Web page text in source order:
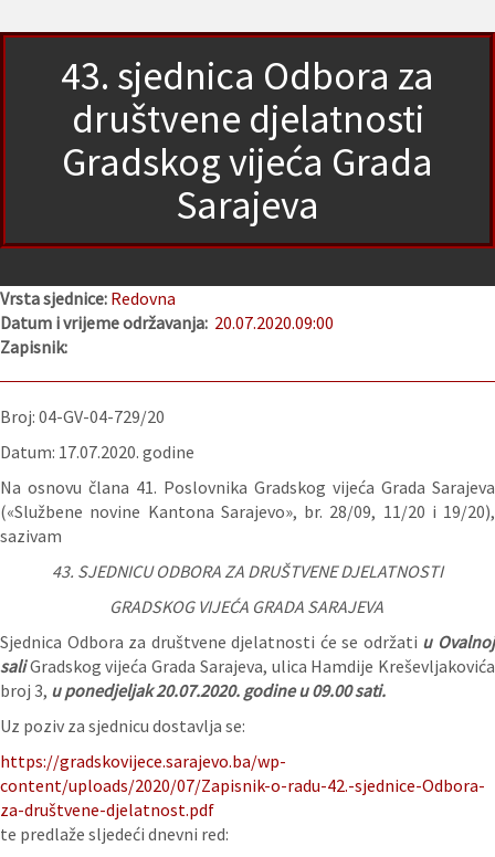
43. sjednica Odbora za
društvene djelatnosti
Gradskog vijeća Grada
Sarajeva
Vrsta sjednice: Redovna
Datum i vrijeme održavanja: 20.07.2020.09:00
Zapisnik:
Broj: 04-GV-04-729/20
Datum: 17.07.2020. godine
Na osnovu člana 41. Poslovnika Gradskog vijeća Grada Sarajeva
(«Službene novine Kantona Sarajevo», br. 28/09, 11/20 i 19/20),
sazivam
43. SJEDNICU ODBORA ZA DRUŠTVENE DJELATNOSTI
GRADSKOG VIJEĆA GRADA SARAJEVA
Sjednica Odbora za društvene djelatnosti će se održati u Ovalnoj
sali Gradskog vijeća Grada Sarajeva, ulica Hamdije Kreševljakovića
broj 3, u ponedjeljak 20.07.2020. godine u 09.00 sati.
Uz poziv za sjednicu dostavlja se:
https://gradskovijece.sarajevo.ba/wp-
content/uploads/2020/07/Zapisnik-o-radu-42.-sjednice-Odbora-
za-društvene-djelatnost.pdf
te predlaže sljedeći dnevni red: